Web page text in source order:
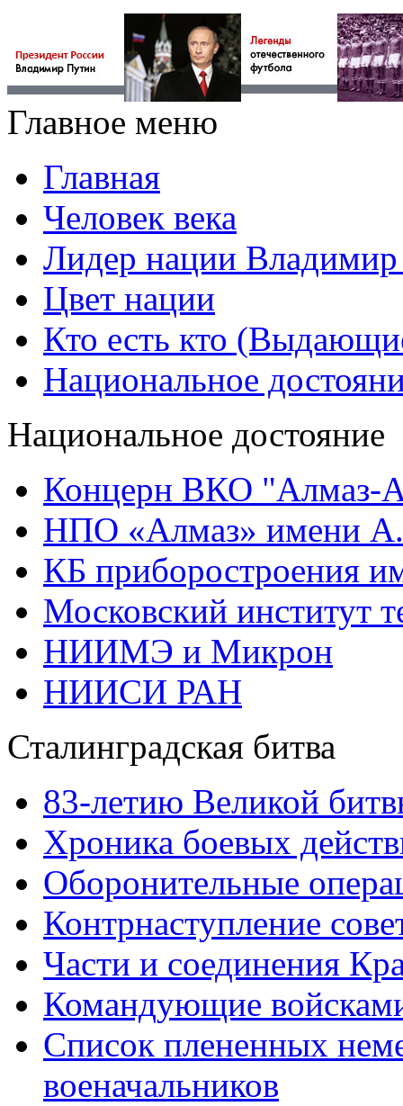
Главное меню
Главная
Человек века
Лидер нации
Цвет нации
Кто есть кто
Национальное
Национальное достояние
Концерн ВКО "Алмаз-
НПО «Алмаз» имени
КБ приборостроения
Московский институт
НИИМЭ и Микрон
НИИСИ РАН
Сталинградская битва
83-летию Великой
Хроника боевых
Оборонительные
Контрнаступление
Части и соединения
Командующие
Список плененных
военачальников